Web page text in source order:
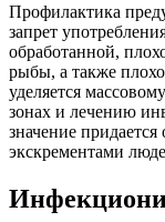
Профилактика
запрет
обработанной,
рыбы, а также
уделяется
зонах и лечению
значение придается
экскрементами